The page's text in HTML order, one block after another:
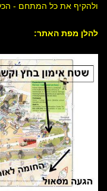
ולהקיף את כל המתחם -
להלן מפת האתר: